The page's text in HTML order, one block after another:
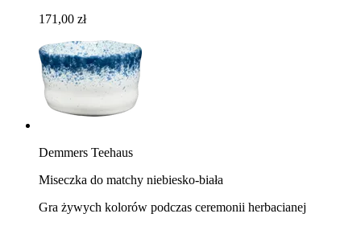
171,00 zł
Demmers Teehaus
Miseczka do matchy niebiesko-biała
Gra żywych kolorów podczas ceremonii herbacianej